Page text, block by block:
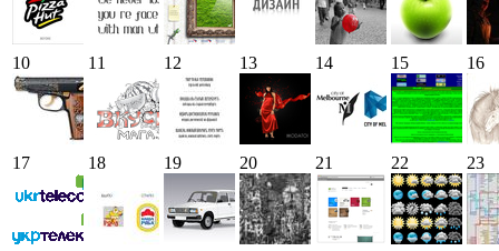
10 11 12 13 14 15 16
17 18 19 20 21 22 23